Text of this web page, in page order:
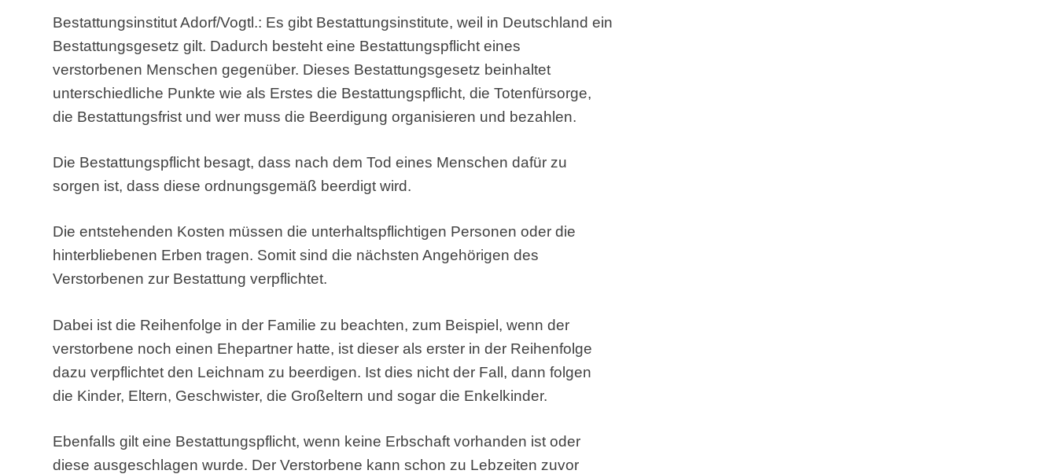
Bestattungsinstitut Adorf/Vogtl.: Es gibt Bestattungsinstitute, weil in Deutschland ein
Bestattungsgesetz gilt. Dadurch besteht eine Bestattungspflicht eines
verstorbenen Menschen gegenüber. Dieses Bestattungsgesetz beinhaltet
unterschiedliche Punkte wie als Erstes die Bestattungspflicht, die Totenfürsorge,
die Bestattungsfrist und wer muss die Beerdigung organisieren und bezahlen.
Die Bestattungspflicht besagt, dass nach dem Tod eines Menschen dafür zu
sorgen ist, dass diese ordnungsgemäß beerdigt wird.
Die entstehenden Kosten müssen die unterhaltspflichtigen Personen oder die
hinterbliebenen Erben tragen. Somit sind die nächsten Angehörigen des
Verstorbenen zur Bestattung verpflichtet.
Dabei ist die Reihenfolge in der Familie zu beachten, zum Beispiel, wenn der
verstorbene noch einen Ehepartner hatte, ist dieser als erster in der Reihenfolge
dazu verpflichtet den Leichnam zu beerdigen. Ist dies nicht der Fall, dann folgen
die Kinder, Eltern, Geschwister, die Großeltern und sogar die Enkelkinder.
Ebenfalls gilt eine Bestattungspflicht, wenn keine Erbschaft vorhanden ist oder
diese ausgeschlagen wurde. Der Verstorbene kann schon zu Lebzeiten zuvor